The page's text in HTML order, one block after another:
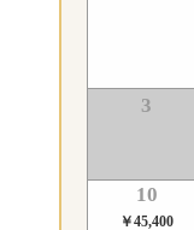
3
10
￥45,400